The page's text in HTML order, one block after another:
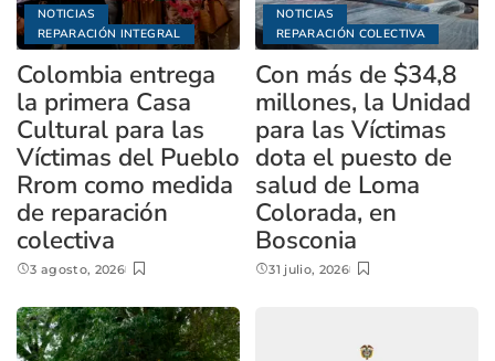
NOTICIAS
REPARACIÓN INTEGRAL
Colombia entrega
la primera Casa
Cultural para las
Víctimas del Pueblo
Rrom como medida
de reparación
colectiva
3 agosto, 2026
NOTICIAS
REPARACIÓN COLECTIVA
Con más de $34,8
millones, la Unidad
para las Víctimas
dota el puesto de
salud de Loma
Colorada, en
Bosconia
31 julio, 2026